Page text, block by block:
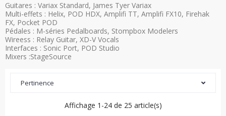
Guitares : Variax Standard, James Tyer Variax
Multi-effets : Helix, POD HDX, Amplifi TT, Amplifi FX10, Firehak
FX, Pocket POD
Pédales : M-séries Pedalboards, Stompbox Modelers
Wireess : Relay Guitar, XD-V Vocals
Interfaces : Sonic Port, POD Studio
Mixers :StageSource
Pertinence
Affichage 1-24 de 25 article(s)